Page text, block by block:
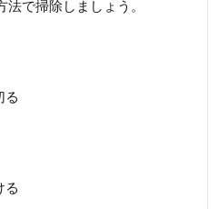
で掃除しましょう。
る
る